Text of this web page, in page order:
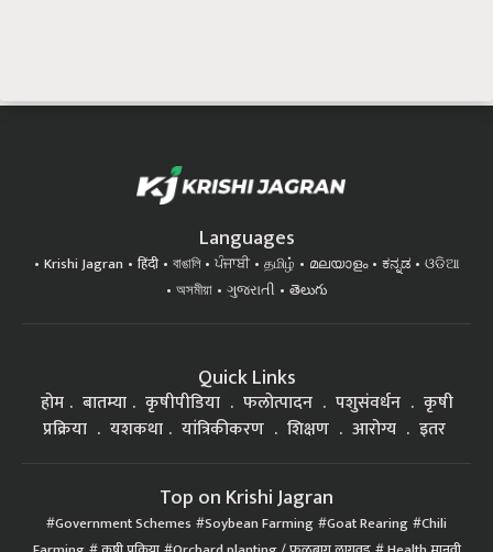
Languages
Krishi Jagran हिंदी বাঙালি ਪੰਜਾਬੀ தமிழ் മലയാളം ಕನ್ನಡ
ଓଡିଆ
অসমীয়া
ગુજરાતી తెలుగు
Quick Links
होम बातम्या कृषीपीडिया फलोत्पादन पशुसंवर्धन
कृषी
प्रक्रिया
यशकथा यांत्रिकीकरण शिक्षण आरोग्य इतर
Top on Krishi Jagran
Government Schemes Soybean Farming Goat Rearing Chili